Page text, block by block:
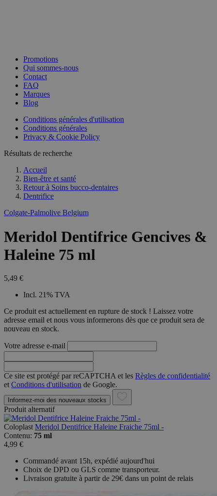
Promotions
Qui sommes-nous
Contact
FAQ
Marques
Blog
Conditions générales d'utilisation
Conditions générales
Privacy & Cookie Policy
Résultats de recherche
Accueil
Bien-être et santé
Retour à Soins bucco-dentaires
Dentrifice
Colgate-Palmolive Belgium
Meridol Dentifrice Gencives &
Haleine 75 ml
5,49 €
Incl. 21% TVA
Ce produit est actuellement en rupture de stock ! Laissez votre
adresse email et nous vous informerons dès que ce produit sera de
nouveau en stock.
Votre adresse e-mail
Ce site est protégé par reCAPTCHA et les Règles de confidentialité
et Conditions d'utilisation de Google.
Informez-moi des nouveaux stocks
Produit alternatif
Coloplast Meridol Dentifrice Haleine Fraiche 75ml -
Contenu: 75 ml
4,99 €
Commandé avant 15h, expédié aujourd'hui
Choix de DPD ou GLS comme transporteur.
Livraison gratuite à partir de 29€ dans un point de relais